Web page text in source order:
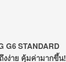
G6 STANDARD
งง่าย คุ้มค่ามากขึ้น!